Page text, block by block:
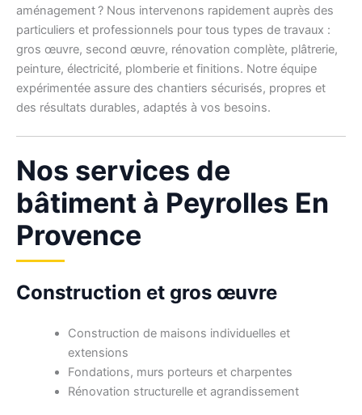
aménagement ? Nous intervenons rapidement auprès des
particuliers et professionnels pour tous types de travaux :
gros œuvre, second œuvre, rénovation complète, plâtrerie,
peinture, électricité, plomberie et finitions. Notre équipe
expérimentée assure des chantiers sécurisés, propres et
des résultats durables, adaptés à vos besoins.
Nos services de
bâtiment à Peyrolles En
Provence
Construction et gros œuvre
Construction de maisons individuelles et
extensions
Fondations, murs porteurs et charpentes
Rénovation structurelle et agrandissement